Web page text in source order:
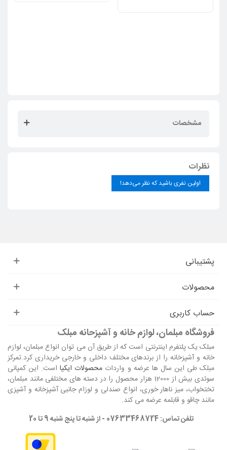
مشخصات
نظرات
اولین نفری باشید که نظر می‌دهد!
پشتیبانی
محصولات
حساب کاربری
فروشگاه مبلمان، لوازم خانه و آشپزحانه مبلک
مبلک یک پلتفرم اینترنتی است که از طریق آن می توان انواع مبلمان، لوازم
خانه و آشپزخانه را از برندهای مختلف داخلی و خارجی خریداری کرد.تمرکز
مبلک طی این سال ها عرضه و واردات محصولات ایکیااست. این کمپانی
سوئدی بیش از 12000 هزار محصول را در دسته های مختلفی مانند مبلمان،
تختخواب، میز ناهار خوری، انواع صندلی و لوزام جانبی آشپزخانه و آشپزی
مانند چاقو و قابلمه عرضه می کند.
تلفن تماس: 07633468724 - از شنبه تا پنج شنبه 9 تا 20